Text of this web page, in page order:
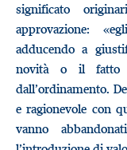
significato
approvazione:
adducendo a
novità o il fatto
dall’ordinamento.
e ragionevole con
vanno